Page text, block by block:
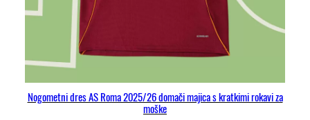
Nogometni dres AS Roma 2025/26 domači majica s kratkimi rokavi za
moške